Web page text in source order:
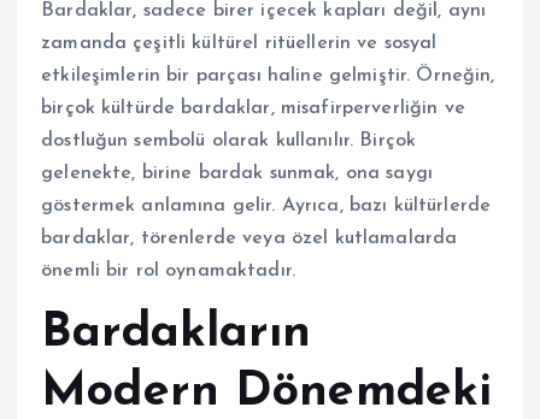
Bardaklar, sadece birer içecek kapları değil, aynı
zamanda çeşitli kültürel ritüellerin ve sosyal
etkileşimlerin bir parçası haline gelmiştir. Örneğin,
birçok kültürde bardaklar, misafirperverliğin ve
dostluğun sembolü olarak kullanılır. Birçok
gelenekte, birine bardak sunmak, ona saygı
göstermek anlamına gelir. Ayrıca, bazı kültürlerde
bardaklar, törenlerde veya özel kutlamalarda
önemli bir rol oynamaktadır.
Bardakların
Modern Dönemdeki